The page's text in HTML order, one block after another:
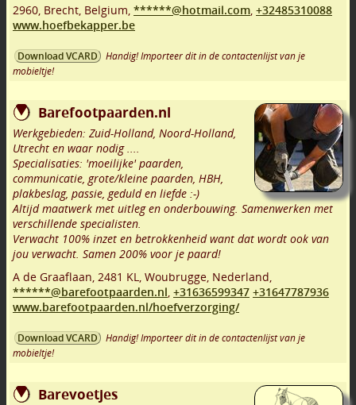
2960, Brecht, Belgium, ******@hotmail.com, +32485310088
www.hoefbekapper.be
Download VCARD
Handig! Importeer dit in de contactenlijst van je
mobieltje!
Barefootpaarden.nl
Werkgebieden: Zuid-Holland, Noord-Holland,
Utrecht en waar nodig ....
Specialisaties: 'moeilijke' paarden,
communicatie, grote/kleine paarden, HBH,
plakbeslag, passie, geduld en liefde :-)
Altijd maatwerk met uitleg en onderbouwing. Samenwerken met
verschillende specialisten.
Verwacht 100% inzet en betrokkenheid want dat wordt ook van
jou verwacht. Samen 200% voor je paard!
A de Graaflaan, 2481 KL, Woubrugge, Nederland,
******@barefootpaarden.nl, +31636599347 +31647787936
www.barefootpaarden.nl/hoefverzorging/
Download VCARD
Handig! Importeer dit in de contactenlijst van je
mobieltje!
Barevoetjes